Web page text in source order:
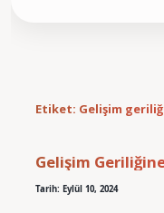
Etiket: Gelişim
Gelişim
Tarih: Eylül 10, 2024